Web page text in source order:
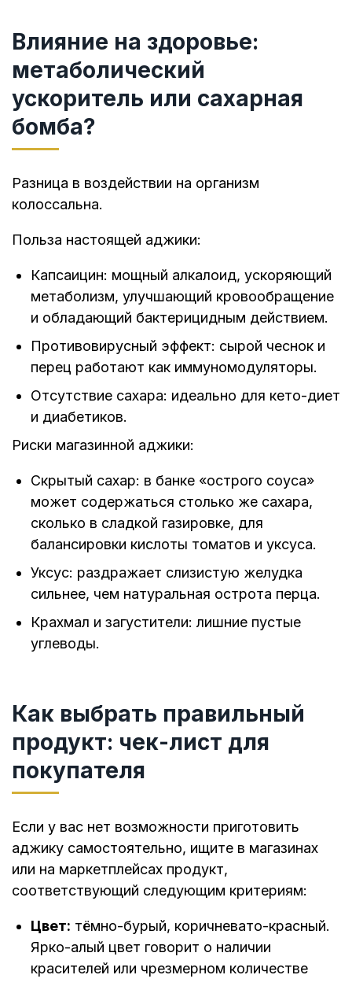
Влияние на здоровье:
метаболический
ускоритель или сахарная
бомба?
Разница в воздействии на организм
колоссальна.
Польза настоящей аджики:
Капсаицин: мощный алкалоид, ускоряющий
метаболизм, улучшающий кровообращение
и обладающий бактерицидным действием.
Противовирусный эффект: сырой чеснок и
перец работают как иммуномодуляторы.
Отсутствие сахара: идеально для кето-диет
и диабетиков.
Риски магазинной аджики:
Скрытый сахар: в банке «острого соуса»
может содержаться столько же сахара,
сколько в сладкой газировке, для
балансировки кислоты томатов и уксуса.
Уксус: раздражает слизистую желудка
сильнее, чем натуральная острота перца.
Крахмал и загустители: лишние пустые
углеводы.
Как выбрать правильный
продукт: чек-лист для
покупателя
Если у вас нет возможности приготовить
аджику самостоятельно, ищите в магазинах
или на маркетплейсах продукт,
соответствующий следующим критериям:
Цвет: тёмно-бурый, коричневато-красный.
Ярко-алый цвет говорит о наличии
красителей или чрезмерном количестве